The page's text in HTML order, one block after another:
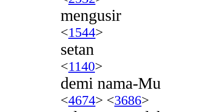
mengusir
<1544>
setan
<1140>
demi nama-Mu
<4674> <3686>